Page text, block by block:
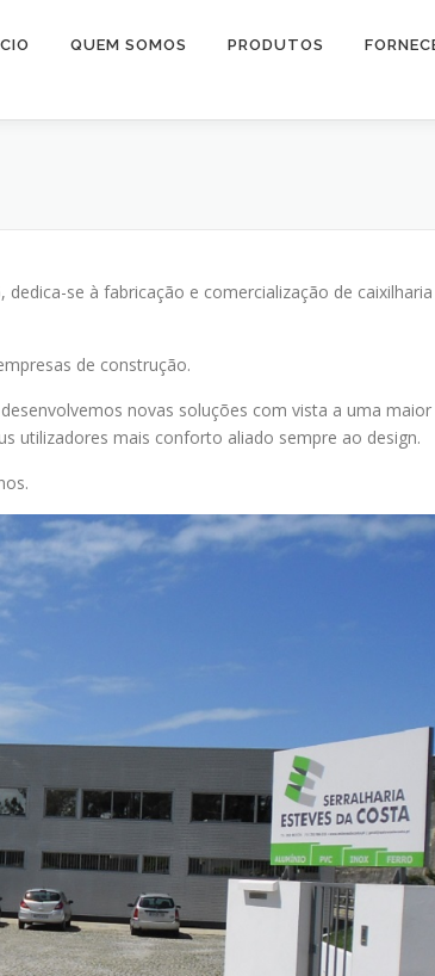
QUEM SOMOS PRODUTOS
se à fabricação e comercialização de caixilharia
de construção.
novas soluções com vista a uma maior
utilizadores mais conforto aliado sempre ao design.